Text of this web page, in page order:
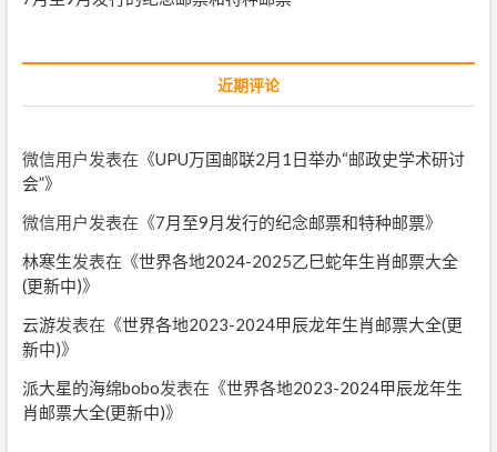
近期评论
微信用户发表在《UPU万国邮联2月1日举办“邮政史学术研讨
会”》
微信用户发表在《7月至9月发行的纪念邮票和特种邮票》
林寒生发表在《世界各地2024-2025乙巳蛇年生肖邮票大全
(更新中)》
云游发表在《世界各地2023-2024甲辰龙年生肖邮票大全(更
新中)》
派大星的海绵bobo发表在《世界各地2023-2024甲辰龙年生
肖邮票大全(更新中)》